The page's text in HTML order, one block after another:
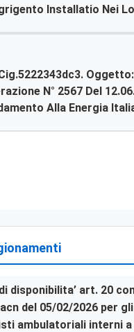
Installatio Nei
Verbale
N° 2567 Del
Alla Energia
disponibilita’ art. 20
del 05/02/2026 per gli
ambulatoriali interni